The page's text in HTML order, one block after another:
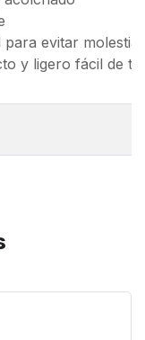
evitar
y ligero fácil de